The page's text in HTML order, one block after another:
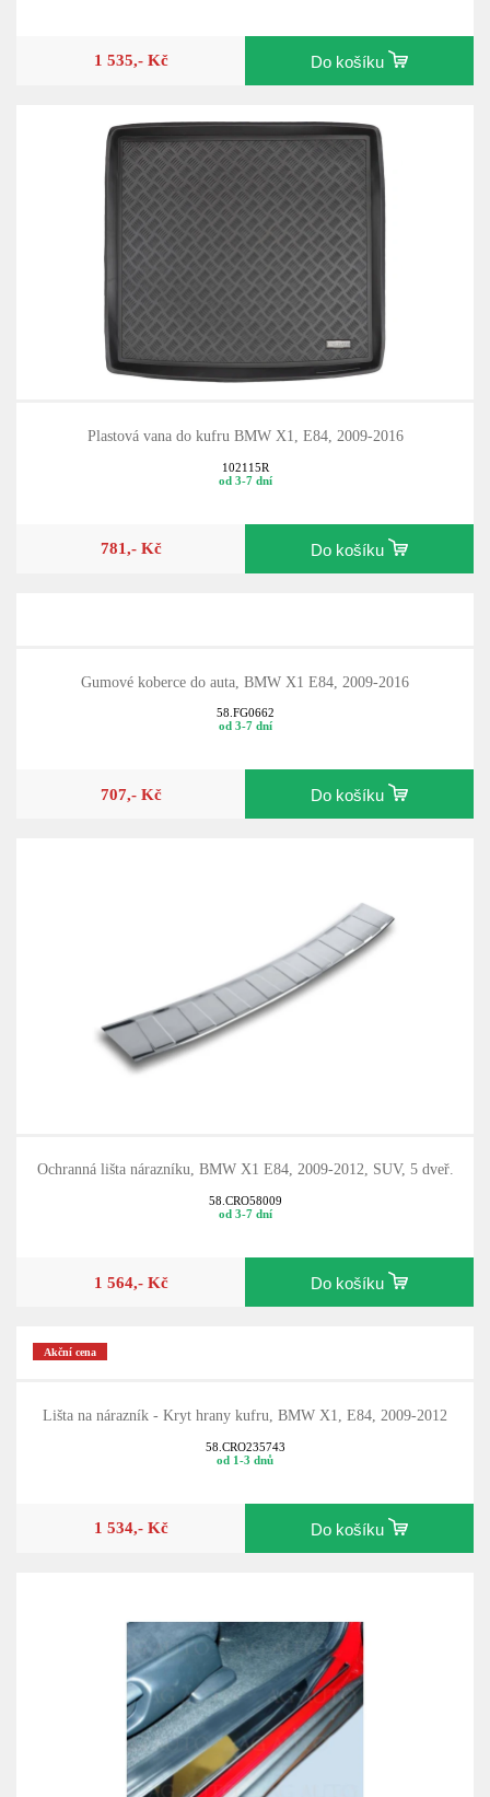
1 535,- Kč Do košíku
Plastová vana do kufru BMW X1, E84, 2009-2016
102115R
od 3-7 dní
781,- Kč Do košíku
Gumové koberce do auta, BMW X1 E84, 2009-2016
58.FG0662
od 3-7 dní
707,- Kč Do košíku
Ochranná lišta nárazníku, BMW X1 E84, 2009-2012, SUV, 5 dveř.
58.CRO58009
od 3-7 dní
1 564,- Kč Do košíku
Akční cena
Lišta na nárazník - Kryt hrany kufru, BMW X1, E84, 2009-2012
58.CRO235743
od 1-3 dnů
1 534,- Kč Do košíku